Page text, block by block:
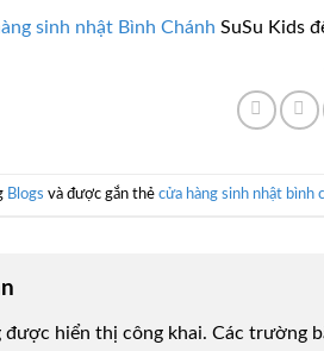
sinh nhật Bình Chánh SuSu Kids
Blogs và được gắn thẻ cửa hàng sinh nhật bình
được hiển thị công khai. Các trường